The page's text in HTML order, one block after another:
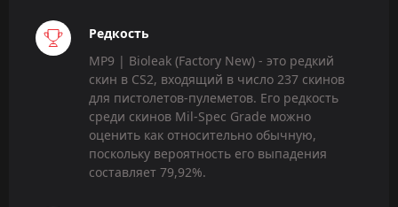
Редкость
MP9 | Bioleak (Factory New) - это редкий
скин в CS2, входящий в число 237 скинов
для пистолетов-пулеметов. Его редкость
среди скинов Mil-Spec Grade можно
оценить как относительно обычную,
поскольку вероятность его выпадения
составляет 79,92%.